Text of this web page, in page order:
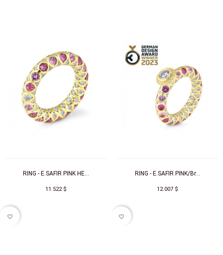
RING - E.SAFIR PINK HE...
11.522 $
favorite_border
RING - E.SAFIR PINK/Br...
12.007 $
favorite_border